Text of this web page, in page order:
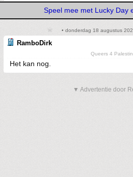
Speel mee met Lucky Day
• donderdag 18 augustus
RamboDirk
Queers 4
Het kan nog.
▼ Advertentie door